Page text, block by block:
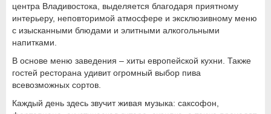
центра Владивостока, выделяется благодаря приятному
интерьеру, неповторимой атмосфере и эксклюзивному меню
с изысканными блюдами и элитными алкогольными
напитками.
В основе меню заведения – хиты европейской кухни. Также
гостей ресторана удивит огромный выбор пива
всевозможных сортов.
Каждый день здесь звучит живая музыка: саксофон,